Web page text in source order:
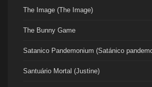
The Image (The Image)
The Bunny Game
Satanico Pandemonium (Satánico
Santuário Mortal (Justine)